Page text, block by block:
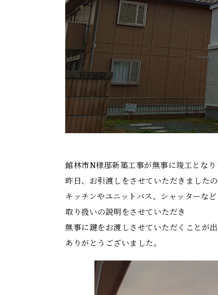
館林市N様邸新築工事が無事に竣工とな
昨日、お引渡しをさせていただきました
キッチンやユニットバス、シャッターなど
取り扱いの説明をさせていただき
無事に鍵をお渡しさせていただくことが
ありがとうございました。